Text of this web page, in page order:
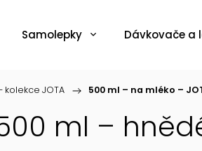
Samolepky Dávkovače a
kolekce JOTA / 500 ml – na mléko –
ml –